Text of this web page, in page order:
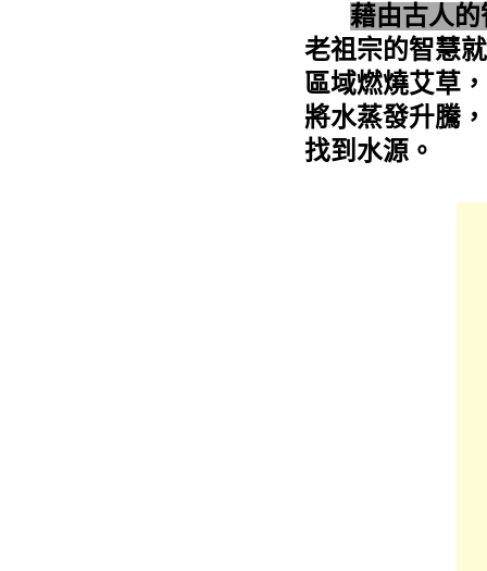
藉由古人
老祖宗的智慧
區域燃燒艾草
將水蒸發升騰
找到水源。